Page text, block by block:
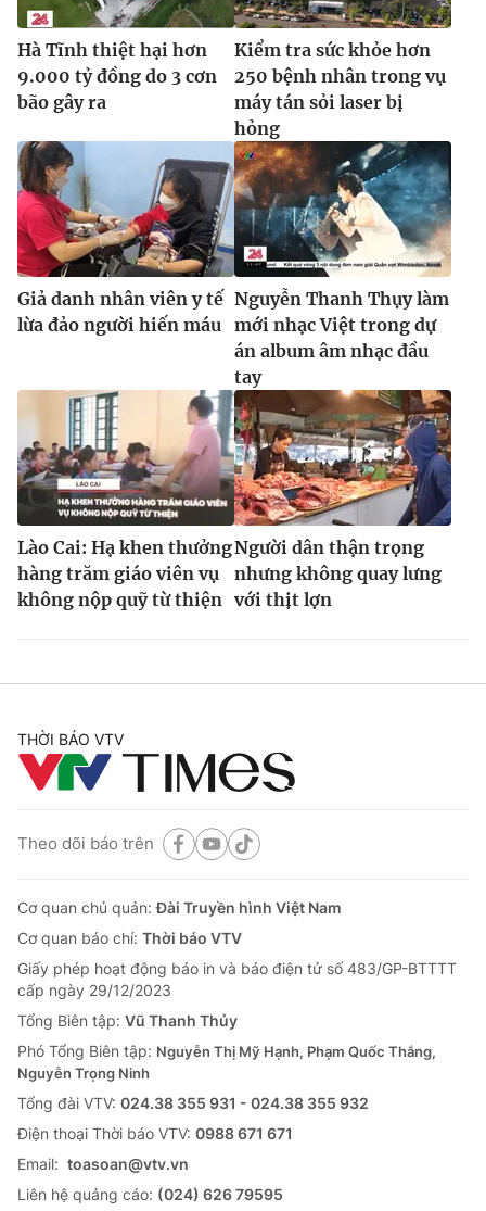
Cơ quan chủ quản:Đài Truyền hình Việt Nam
Cơ quan báo chí:Thời báo VTV
Giấy phép hoạt động báo in và báo điện tử số 483/GP-BTTTT
cấp ngày 29/12/2023
Vũ Thanh Thủy
Phó Tổng Biên tập: Nguyễn Thị Mỹ Hạnh, Phạm Quốc Thắng,
Nguyễn Trọng Ninh
Tổng đài VTV:024.38 355 931 - 024.38 355 932
Ðiện thoại Thời báo VTV:024.66 897 897
Email:toasoan@vtv.vn
Liên hệ quảng cáo:024-7300.7108
® Cấm sao chép dưới mọi hình thức nếu không có sự chấp
Hà Tĩnh thiệt hại hơn
9.000 tỷ đồng do 3 cơn
bão gây ra
Kiểm tra sức khỏe hơn
250 bệnh nhân trong vụ
máy tán sỏi laser bị
hỏng
Giả danh nhân viên y tế
lừa đảo người hiến máu
Nguyễn Thanh Thụy làm
mới nhạc Việt trong dự
án album âm nhạc đầu
tay
Lào Cai: Hạ khen thưởng
hàng trăm giáo viên vụ
không nộp quỹ từ thiện
Người dân thận trọng
nhưng không quay lưng
với thịt lợn
THỜI BÁO VTV
Theo dõi báo trên
Cơ quan chủ quản:Đài Truyền hình Việt Nam
Cơ quan báo chí: Thời báo VTV
Giấy phép hoạt động báo in và báo điện tử số 483/GP-BTTTT
cấp ngày 29/12/2023
Tổng Biên tập: Vũ Thanh Thủy
Phó Tổng Biên tập: Nguyễn Thị Mỹ Hạnh, Phạm Quốc Thắng,
Nguyễn Trọng Ninh
Tổng đài VTV: 024.38 355 931 - 024.38 355 932
Ðiện thoại Thời báo VTV: 0988 671 671
Email: toasoan@vtv.vn
Liên hệ quảng cáo: (024) 626 79595